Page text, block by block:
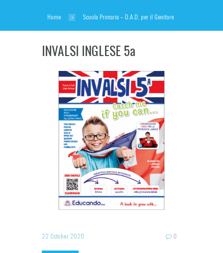
Home Scuola Primaria – D.A.D. per il Genitore
INVALSI INGLESE 5a
22 October 2020 0